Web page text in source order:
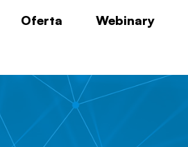
Oferta Webinary